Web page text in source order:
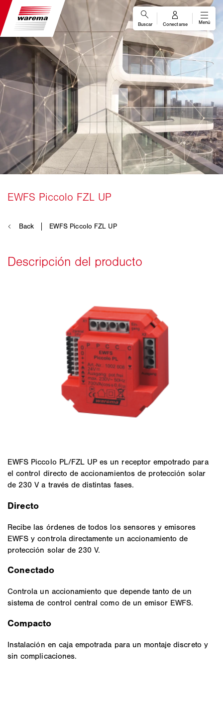
EWFS Piccolo PL/FZL UP es un receptor empotrado para
el control directo de accionamientos de protección solar
de 230 V a través de distintas fases.
Directo
Recibe las órdenes de todos los sensores y emisores
EWFS y controla directamente un accionamiento de
protección solar de 230 V.
Conectado
Controla un accionamiento que depende tanto de un
sistema de control central como de un emisor EWFS.
Compacto
Instalación en caja empotrada para un montaje discreto y
sin complicaciones.